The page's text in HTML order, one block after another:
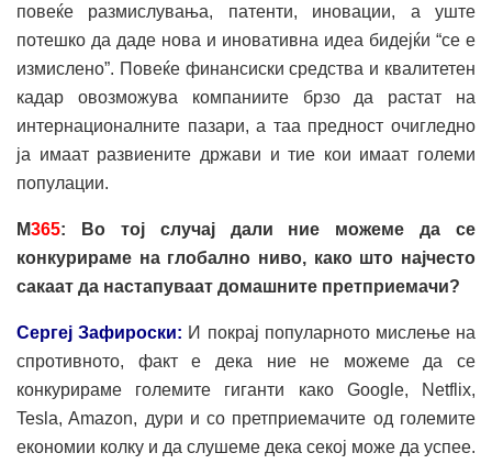
повеќе размислувања, патенти, иновации, а уште
потешко да даде нова и иновативна идеа бидејќи “се е
измислено”. Повеќе финансиски средства и квалитетен
кадар овозможува компаниите брзо да растат на
интернационалните пазари, а таа предност очигледно
ја имаат развиените држави и тие кои имаат големи
популации.
М365: Во тој случај дали ние можеме да се
конкурираме на глобално ниво, како што најчесто
сакаат да настапуваат домашните претприемачи?
Сергеј Зафироски: И покрај популарното мислење на
спротивното, факт е дека ние не можеме да се
конкурираме големите гиганти како Google, Netflix,
Tesla, Amazon, дури и со претприемачите од големите
економии колку и да слушеме дека секој може да успее.